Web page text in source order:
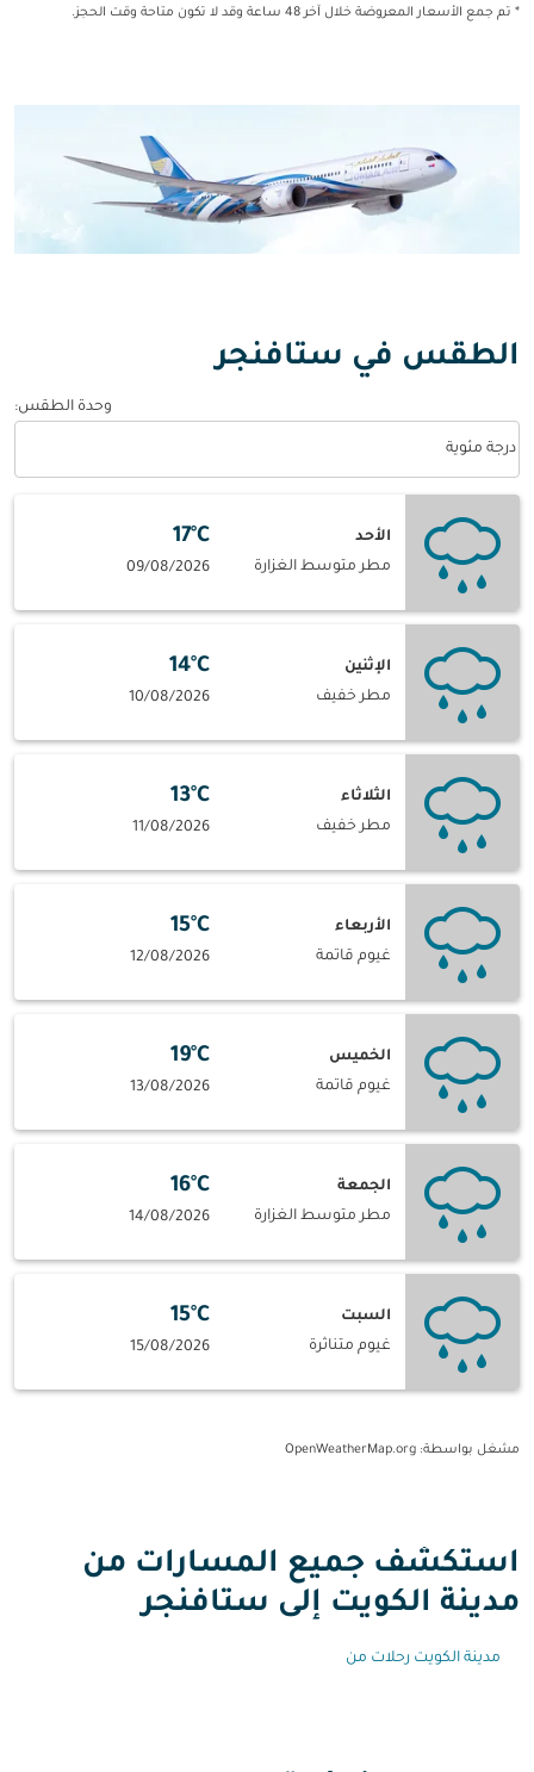
* تم جمع الأسعار المعروضة خلال آخر 48 ساعة وقد لا تكون متاحة وقت الحجز.
الطقس في ستافنجر
وحدة الطقس:
درجة مئوية
الأحد
مطر متوسط الغزارة
17°C
09/08/2026
الإثنين
مطر خفيف
14°C
10/08/2026
الثلاثاء
مطر خفيف
13°C
11/08/2026
الأربعاء
غيوم قاتمة
15°C
12/08/2026
الخميس
غيوم قاتمة
19°C
13/08/2026
الجمعة
مطر متوسط الغزارة
16°C
14/08/2026
السبت
غيوم متناثرة
15°C
15/08/2026
مشغل بواسطة: OpenWeatherMap.org
استكشف جميع المسارات من
مدينة الكويت إلى ستافنجر
مدينة الكويت رحلات من